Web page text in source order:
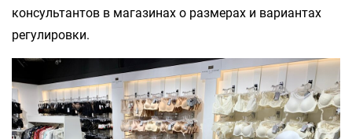
консультантов в магазинах о размерах и вариантах
регулировки.